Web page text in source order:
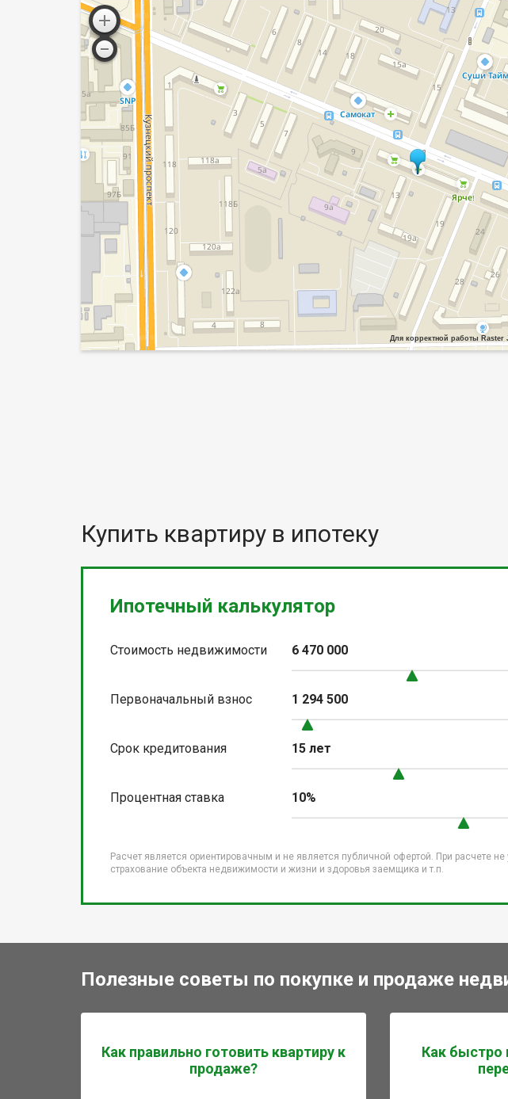
Для корректной работы
Купить квартиру в ипотеку
Ипотечный калькулятор
Стоимость недвижимости 6 470 000
Первоначальный взнос 1 294 500
Срок кредитования 15 лет
Процентная ставка 10%
Расчет является ориентировачным и не является публичной офертой. При расчете
страхование объекта недвижимости и жизни и здоровья заемщика и т.п.
Полезные советы по покупке и продаже
Как правильно готовить квартиру к
продаже?
Как быстро